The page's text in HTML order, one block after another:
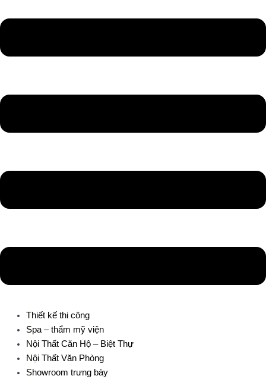
Thiết kế thi công
Spa – thẩm mỹ viện
Nội Thất Căn Hộ – Biệt Thự
Nội Thất Văn Phòng
Showroom trưng bày